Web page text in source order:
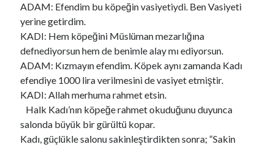
ADAM: Efendim bu köpeğin vasiyetiydi. Ben Vasiyeti
yerine getirdim.
KADI: Hem köpeğini Müslüman mezarlığına
defnediyorsun hem de benimle alay mı ediyorsun.
ADAM: Kızmayın efendim. Köpek aynı zamanda Kadı
efendiye 1000 lira verilmesini de vasiyet etmiştir.
KADI: Allah merhuma rahmet etsin.
Halk Kadı’nın köpeğe rahmet okuduğunu duyunca
salonda büyük bir gürültü kopar.
Kadı, güçlükle salonu sakinleştirdikten sonra; “Sakin